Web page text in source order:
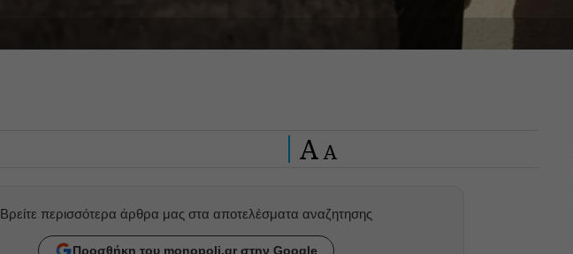
A A
Βρείτε περισσότερα άρθρα μας στα αποτελέσματα αναζητησης
Προσθήκη του monopoli.gr στην Google